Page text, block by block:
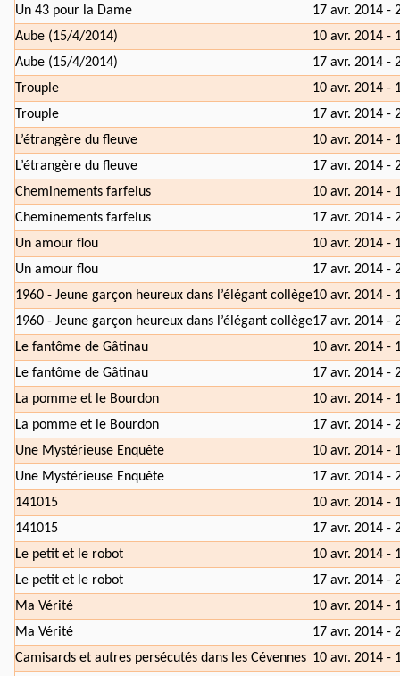
Un 43 pour la Dame
17 avr. 2014 -
Aube (15/4/2014)
10 avr. 2014 -
Aube (15/4/2014)
17 avr. 2014 -
Trouple
10 avr. 2014 -
Trouple
17 avr. 2014 -
L’étrangère du fleuve
10 avr. 2014 -
L’étrangère du fleuve
17 avr. 2014 -
Cheminements farfelus
10 avr. 2014 -
Cheminements farfelus
17 avr. 2014 -
Un amour flou
10 avr. 2014 -
Un amour flou
17 avr. 2014 -
1960 - Jeune garçon heureux dans l’élégant collège10 avr. 2014 -
1960 - Jeune garçon heureux dans l’élégant collège17 avr. 2014 -
Le fantôme de Gâtinau
10 avr. 2014 -
Le fantôme de Gâtinau
17 avr. 2014 -
La pomme et le Bourdon
10 avr. 2014 -
La pomme et le Bourdon
17 avr. 2014 -
Une Mystérieuse Enquête
10 avr. 2014 -
Une Mystérieuse Enquête
17 avr. 2014 -
141015
10 avr. 2014 -
141015
17 avr. 2014 -
Le petit et le robot
10 avr. 2014 -
Le petit et le robot
17 avr. 2014 -
Ma Vérité
10 avr. 2014 -
Ma Vérité
17 avr. 2014 -
Camisards et autres persécutés dans les Cévennes 10 avr. 2014 -